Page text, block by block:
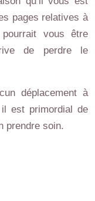
pages relatives à
pourrait vous être
de perdre le
déplacement à
est primordial de
prendre soin.